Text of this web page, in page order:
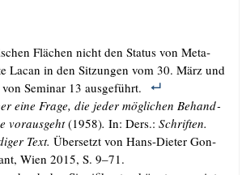
Flä­chen nicht den Sta­tus von Meta­
Lacan in den Sit­zun­gen vom 30. März und
von Semi­nar 13 ausgeführt.
eine Fra­ge, die jeder mög­li­chen Behand­
vor­aus­geht(1958). In: Ders.:Schrif­ten.
Text.Über­setzt von Hans-Die­ter Gon­
Wien 2015, S. 9–71.